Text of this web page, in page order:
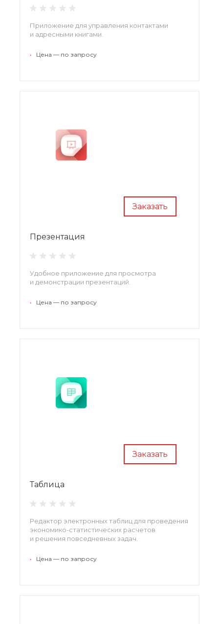
Приложение для управления контактами
и адресными книгами.
• Цена — по запросу
Заказать
Презентация
Удобное приложение для просмотра
и демонстрации презентаций.
• Цена — по запросу
Заказать
Таблица
Редактор электронных таблиц для проведения
экономико-статистических расчетов
и решения повседневных задач.
• Цена — по запросу